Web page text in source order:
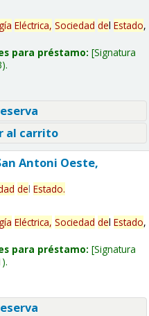
Eléctrica, Sociedad del Estado,
para préstamo: Signatura
al carrito
Antoni Oeste,
del Estado.
Eléctrica, Sociedad del Estado,
para préstamo: Signatura